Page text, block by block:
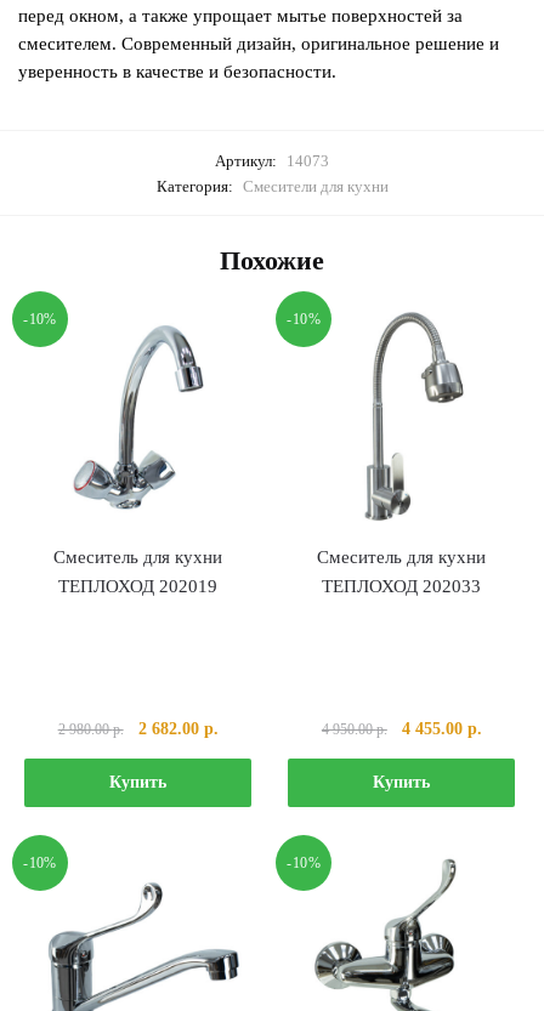
перед окном, а также упрощает мытье поверхностей за
смесителем. Современный дизайн, оригинальное решение и
уверенность в качестве и безопасности.
Артикул:
14073
Категория: Смесители для кухни
Похожие
-10%
Смеситель для кухни
ТЕПЛОХОД 202019
2 980.00р.
Первоначальная
цена
составляла
2
2 682.00 р.Текущая
цена:
682.00 р..
Купить
-10%
Смеситель для кухни
ТЕПЛОХОД 202033
4 950.00р.
Первоначальная
цена
составляла
4
4 455.00 р.Текущая
цена:
455.00
Купить
-10% -10%